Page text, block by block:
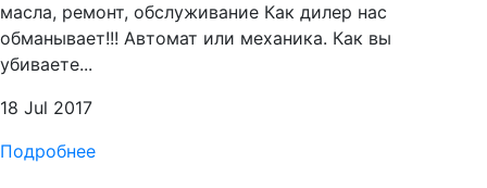
масла, ремонт, обслуживание Как дилер нас
обманывает!!! Автомат или механика. Как вы
убиваете...
18 Jul 2017
Подробнее